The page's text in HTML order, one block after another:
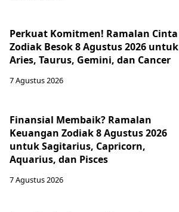
Perkuat Komitmen! Ramalan Cinta
Zodiak Besok 8 Agustus 2026 untuk
Aries, Taurus, Gemini, dan Cancer
7 Agustus 2026
Finansial Membaik? Ramalan
Keuangan Zodiak 8 Agustus 2026
untuk Sagitarius, Capricorn,
Aquarius, dan Pisces
7 Agustus 2026